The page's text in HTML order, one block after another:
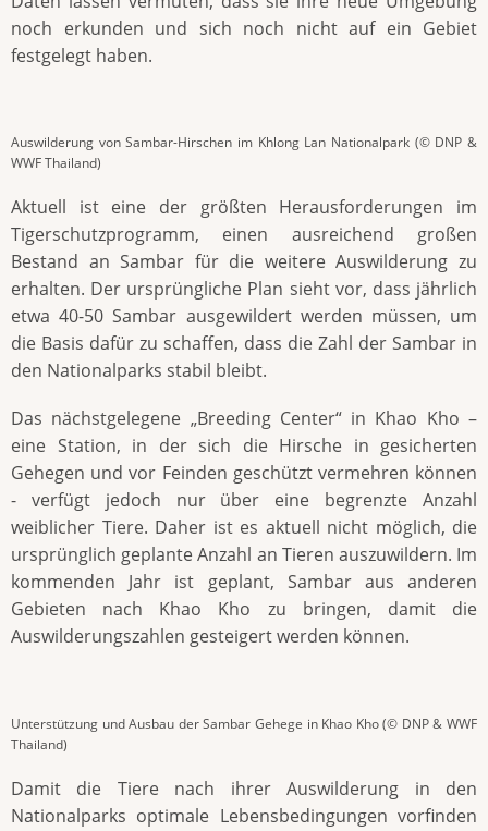
noch erkunden und sich noch nicht auf ein Gebiet
festgelegt haben.
Auswilderung von Sambar-Hirschen im Khlong Lan Nationalpark (© DNP &
WWF Thailand)
Aktuell ist eine der größten Herausforderungen im
Tigerschutzprogramm, einen ausreichend großen
Bestand an Sambar für die weitere Auswilderung zu
erhalten. Der ursprüngliche Plan sieht vor, dass jährlich
etwa 40-50 Sambar ausgewildert werden müssen, um
die Basis dafür zu schaffen, dass die Zahl der Sambar in
den Nationalparks stabil bleibt.
Das nächstgelegene „Breeding Center“ in Khao Kho –
eine Station, in der sich die Hirsche in gesicherten
Gehegen und vor Feinden geschützt vermehren können
- verfügt jedoch nur über eine begrenzte Anzahl
weiblicher Tiere. Daher ist es aktuell nicht möglich, die
ursprünglich geplante Anzahl an Tieren auszuwildern. Im
kommenden Jahr ist geplant, Sambar aus anderen
Gebieten nach Khao Kho zu bringen, damit die
Auswilderungszahlen gesteigert werden können.
Unterstützung und Ausbau der Sambar Gehege in Khao Kho (© DNP & WWF
Thailand)
Damit die Tiere nach ihrer Auswilderung in den
Nationalparks optimale Lebensbedingungen vorfinden